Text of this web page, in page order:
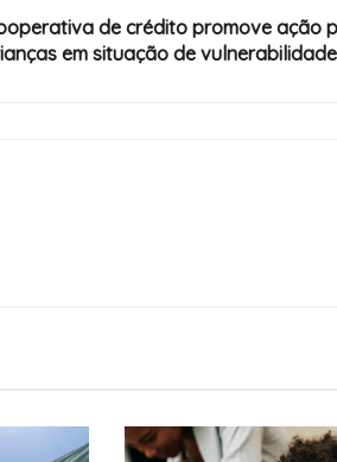
de crédito promove ação
em situação de